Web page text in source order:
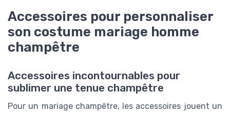
Accessoires pour personnaliser
son costume mariage homme
champêtre
Accessoires incontournables pour
sublimer une tenue champêtre
Pour un mariage champêtre, les accessoires jouent un